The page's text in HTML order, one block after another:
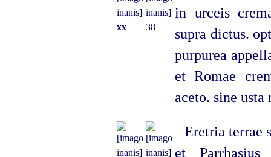
xx 38
in urceis
supra dictus.
purpurea
et Romae
aceto. sine
Eretria terrae
et